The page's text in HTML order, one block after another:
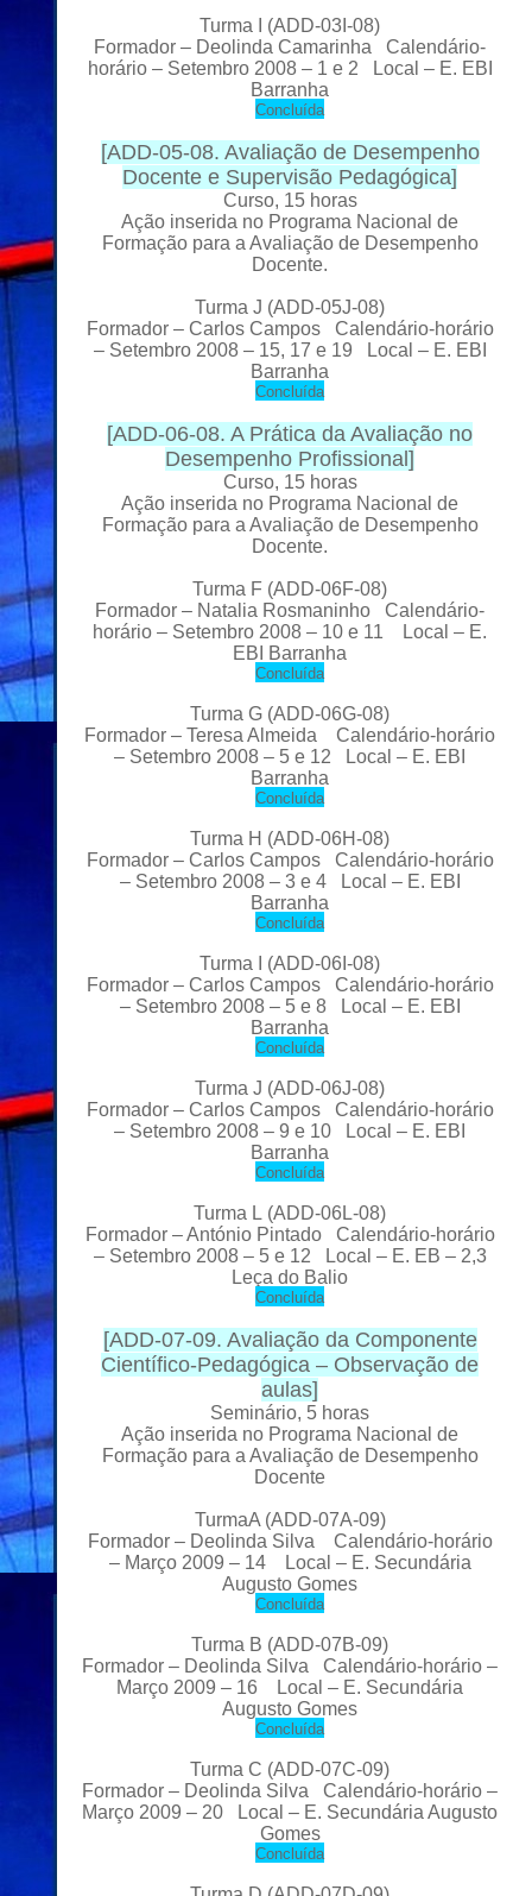
Turma I
(ADD-03I-08)
Formador – Deolinda Camarinha Calendário-
horário – Setembro 2008 – 1 e 2 Local – E. EBI
Barranha
Concluída
[ADD-05-08. Avaliação de Desempenho
Docente e Supervisão Pedagógica]
Curso, 15 horas
Ação inserida no Programa Nacional de
Formação para a Avaliação de Desempenho
Docente.
Turma J (ADD-05J-08)
Formador – Carlos Campos Calendário-horário
– Setembro 2008 – 15, 17 e 19 Local – E. EBI
Barranha
Concluída
[ADD-06-08. A Prática da Avaliação no
Desempenho Profissional ]
Curso, 15 horas
Ação inserida no Programa Nacional de
Formação para a Avaliação de Desempenho
Docente.
Turma F (ADD-06F-08)
Formador – Natalia Rosmaninho Calendário-
horário – Setembro 2008 – 10 e 11 Local – E.
EBI Barranha
Concluída
Turma G (ADD-06G-08)
Formador – Teresa Almeida Calendário-horário
– Setembro 2008 – 5 e 12 Local – E. EBI
Barranha
Concluída
Turma H (ADD-06H-08)
Formador – Carlos Campos Calendário-horário
– Setembro 2008 – 3 e 4 Local – E. EBI
Barranha
Concluída
Turma I (ADD-06I-08)
Formador – Carlos Campos Calendário-horário
– Setembro 2008 – 5 e 8 Local – E. EBI
Barranha
Concluída
Turma J (ADD-06J-08)
Formador – Carlos Campos Calendário-horário
– Setembro 2008 – 9 e 10 Local – E. EBI
Barranha
Concluída
Turma L (ADD-06L-08)
Formador – António Pintado Calendário-horário
– Setembro 2008 – 5 e 12 Local – E. EB – 2,3
Leça do Balio
Concluída
[ADD-07-09. Avaliação da Componente
Científico-Pedagógica – Observação de
aulas]
Seminário, 5 horas
Ação inserida no Programa Nacional de
Formação para a Avaliação de Desempenho
Docente
TurmaA (ADD-07A-09)
Formador – Deolinda Silva Calendário-horário
– Março 2009 – 14 Local – E. Secundária
Augusto Gomes
Concluída
Turma B (ADD-07B-09)
Formador – Deolinda Silva Calendário-horário –
Março 2009 – 16 Local – E. Secundária
Augusto Gomes
Concluída
Turma C (ADD-07C-09)
Formador – Deolinda Silva Calendário-horário –
Março 2009 – 20 Local – E. Secundária Augusto
Gomes
Concluída